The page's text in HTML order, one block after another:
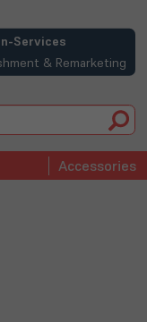
Services
& Remarketing
Accessories